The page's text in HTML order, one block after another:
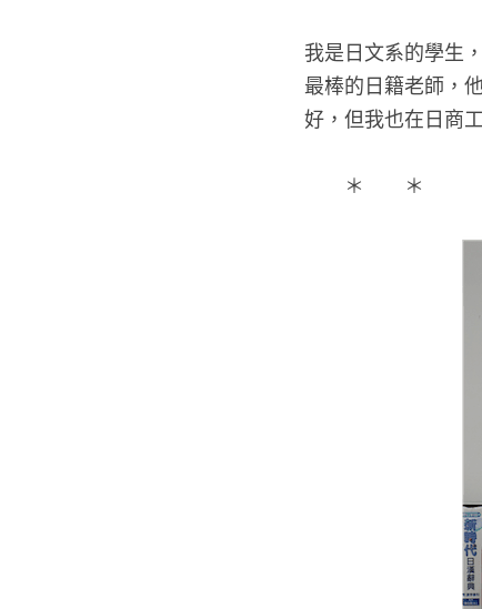
我是日文系的學生
最棒的日籍老師，
好，但我也在日商
＊　　＊